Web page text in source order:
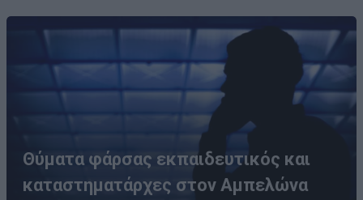
Θύματα φάρσας εκπαιδευτικός και
καταστηματάρχες στον Αμπελώνα